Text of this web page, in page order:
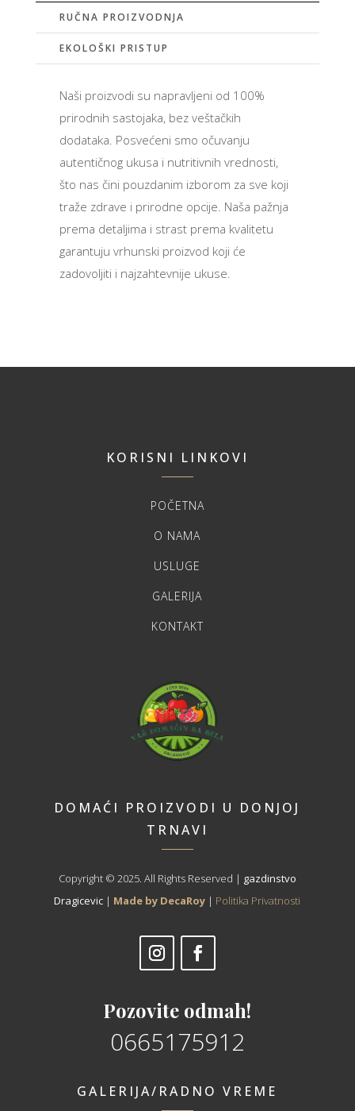
RUČNA PROIZVODNJA
EKOLOŠKI PRISTUP
Naši proizvodi su napravljeni od 100%
prirodnih sastojaka, bez veštačkih
dodataka. Posvećeni smo očuvanju
autentičnog ukusa i nutritivnih vrednosti,
što nas čini pouzdanim izborom za sve koji
traže zdrave i prirodne opcije. Naša pažnja
prema detaljima i strast prema kvalitetu
garantuju vrhunski proizvod koji će
zadovoljiti i najzahtevnije ukuse.
KORISNI LINKOVI
POČETNA
O NAMA
USLUGE
GALERIJA
KONTAKT
DOMAĆI PROIZVODI U DONJOJ
TRNAVI
Copyright © 2025. All Rights Reserved | gazdinstvo
Dragicevic | Made by DecaRoy | Politika Privatnosti
Pozovite odmah!
0665175912
GALERIJA/RADNO VREME